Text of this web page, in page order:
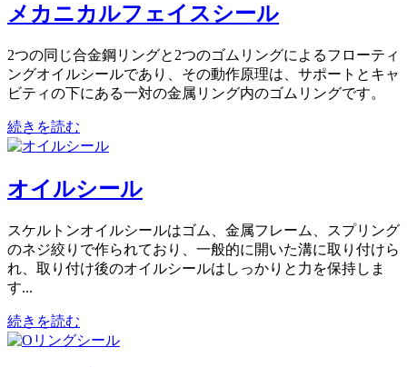
メカニカルフェイスシール
2つの同じ合金鋼リングと2つのゴムリングによるフローティ
ングオイルシールであり、その動作原理は、サポートとキャ
ビティの下にある一対の金属リング内のゴムリングです。
続きを読む
オイルシール
スケルトンオイルシールはゴム、金属フレーム、スプリング
のネジ絞りで作られており、一般的に開いた溝に取り付けら
れ、取り付け後のオイルシールはしっかりと力を保持しま
す...
続きを読む